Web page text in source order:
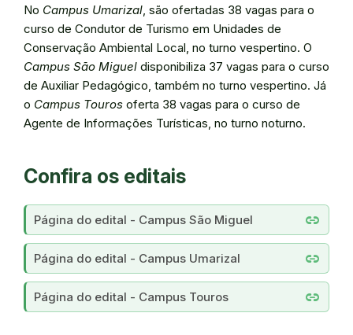
No Campus Umarizal, são ofertadas 38 vagas para o
curso de Condutor de Turismo em Unidades de
Conservação Ambiental Local, no turno vespertino. O
Campus São Miguel disponibiliza 37 vagas para o curso
de Auxiliar Pedagógico, também no turno vespertino. Já
o Campus Touros oferta 38 vagas para o curso de
Agente de Informações Turísticas, no turno noturno.
Confira os editais
link
Página do edital - Campus São Miguel
link
Página do edital - Campus Umarizal
link
Página do edital - Campus Touros